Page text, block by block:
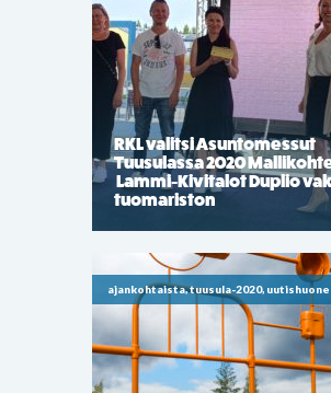
RKL valitsi Asuntomessut
Tuusulassa 2020
Lammi-Kivitalot Duplio
tuomariston
ajankohtaista, tuusula-2020, uutishuone